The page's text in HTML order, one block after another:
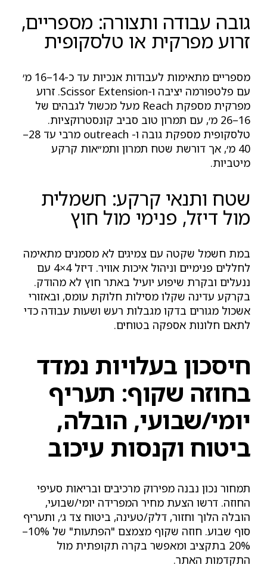
גובה עבודה ותצורה: מספריים,
זרוע מפרקית או טלסקופית
מספריים מתאימות לעבודות אנכיות עד כ-14–16 מ׳
עם פלטפורמה יציבה ו-Scissor Extension. זרוע
מפרקית מספקת Reach מעל מכשול לגבהים של
16–26 מ׳, עם תמרון טוב סביב קונסטרוקציות.
טלסקופית מספקת גובה ו- outreach מרבי עד 28–
40 מ׳, אך דורשת שטח תמרון ותמ״אות קרקע
מיטביות.
שטח ותנאי קרקע: חשמלית
מול דיזל, פנימי מול חוץ
במת חשמל שקטה עם צמיגים לא מסמנים מתאימה
לחללים פנימיים וניהול איכות אוויר. דיזל 4×4 עם
ננעלים ובקרת שיפוע יועיל באתר חוץ לא מהודק.
בקרקע עדינה שקלו מסילות חלוקת עומס, ובאזורי
אשכול מגורים בדקו מגבלות רעש ושעות עבודה כדי
לתאם חלונות אספקה בטוחים.
חיסכון בעלויות נמדד
בחוזה שקוף: תעריף
יומי/שבועי, הובלה,
ביטוח וקנסות עיכוב
תמחור נכון נבנה מפירוק מרכיבים ובריאות סעיפי
החוזה. דרשו הצעת מחיר המפרידה יומי/שבועי,
הובלה הלוך וחזור, דלק/טעינה, ביטוח צד ג׳, ותעריף
סוף שבוע. חוזה שקוף מצמצם "הפתעות" של 10%–
20% בתקציב ומאפשר בקרה תקופתית מול
התקדמות האתר.